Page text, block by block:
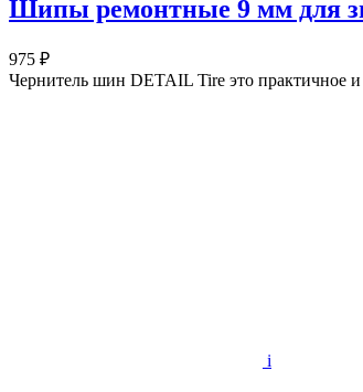
Шипы ремонтные 9 мм для
975 ₽
Чернитель шин DETAIL Tire это практичное и
i